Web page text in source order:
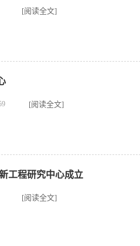
[阅读全文]
[阅读全文]
工程研究中心成立
[阅读全文]